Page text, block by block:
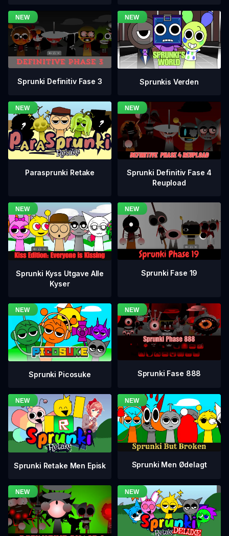
Sprunki Definitiv Fase 3 Sprunkis Verden
Parasprunki Retake
Sprunki Definitiv Fase 4
Reupload
Sprunki Kyss Utgave Alle
Kyser
Sprunki Fase 19
Sprunki Picosuke Sprunki Fase 888
Sprunki Retake Men Episk Sprunki Men Ødelagt